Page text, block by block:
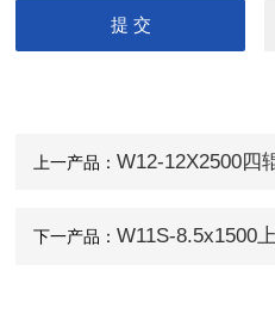
上一产品： W12-12X2500四
下一产品： W11S-8.5x1500